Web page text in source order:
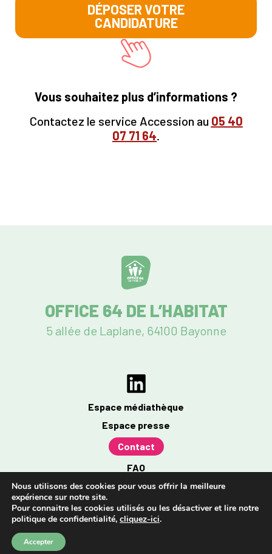
DÉPOSER VOTRE
CANDIDATURE
Vous souhaitez plus d’informations ?
Contactez le service Accession au 05 40
07 71 64.
OFFICE 64 DE L’HABITAT
5 allée de Laplane, 64100 Bayonne
Espace médiathèque
Espace presse
Contact
FAQ
Mentions légales
Politique de confidentialité
Accessibilité : partiellement conforme à 96%
Nous utilisons des cookies pour vous offrir la meilleure
expérience sur notre site.
Pour connaitre les cookies utilisés ou les désactiver et lire notre
politique de confidentialité, cliquez-ici.
Accepter